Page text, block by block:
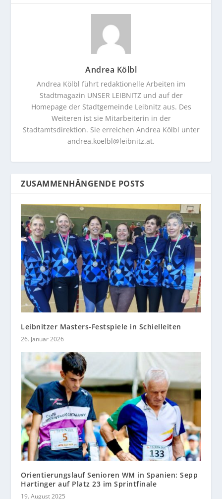
Andrea Kölbl
Andrea Kölbl führt redaktionelle Arbeiten im
Stadtmagazin UNSER LEIBNITZ und auf der
Homepage der Stadtgemeinde Leibnitz aus. Des
Weiteren ist sie Mitarbeiterin in der
Stadtamtsdirektion. Sie erreichen Andrea Kölbl unter
andrea.koelbl@leibnitz.at.
ZUSAMMENHÄNGENDE POSTS
Leibnitzer Masters-Festspiele in Schielleiten
26. Januar 2026
Orientierungslauf Senioren WM in Spanien: Sepp
Hartinger auf Platz 23 im Sprintfinale
19. August 2025